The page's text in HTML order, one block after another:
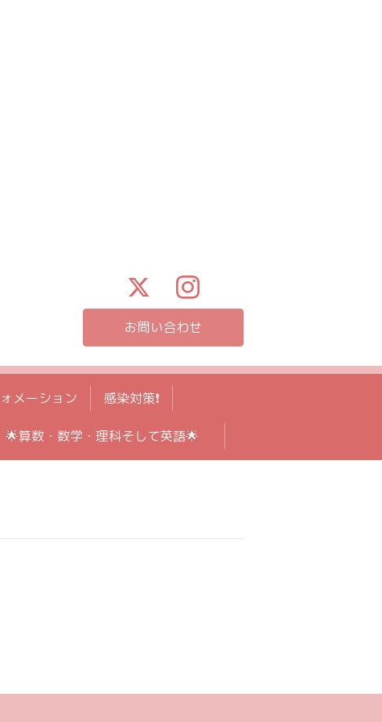
お問い合わせ
メーション 感染対策❗️
🌟算数・数学・理科そして英語🌟